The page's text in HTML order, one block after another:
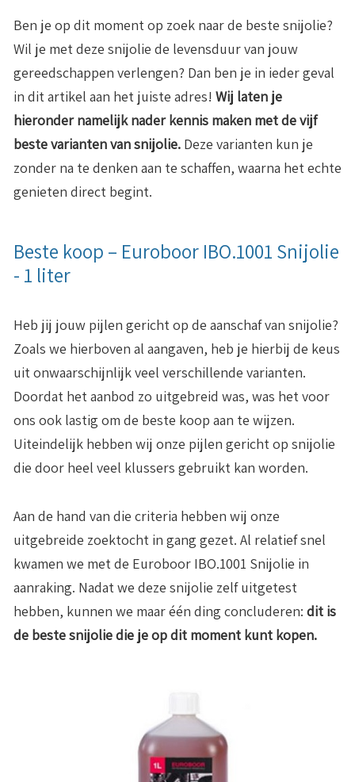
Ben je op dit moment op zoek naar de beste snijolie?
Wil je met deze snijolie de levensduur van jouw
gereedschappen verlengen? Dan ben je in ieder geval
in dit artikel aan het juiste adres! Wij laten je
hieronder namelijk nader kennis maken met de vijf
beste varianten van snijolie. Deze varianten kun je
zonder na te denken aan te schaffen, waarna het echte
genieten direct begint.
Beste koop – Euroboor IBO.1001 Snijolie
- 1 liter
Heb jij jouw pijlen gericht op de aanschaf van snijolie?
Zoals we hierboven al aangaven, heb je hierbij de keus
uit onwaarschijnlijk veel verschillende varianten.
Doordat het aanbod zo uitgebreid was, was het voor
ons ook lastig om de beste koop aan te wijzen.
Uiteindelijk hebben wij onze pijlen gericht op snijolie
die door heel veel klussers gebruikt kan worden.
Aan de hand van die criteria hebben wij onze
uitgebreide zoektocht in gang gezet. Al relatief snel
kwamen we met de Euroboor IBO.1001 Snijolie in
aanraking. Nadat we deze snijolie zelf uitgetest
hebben, kunnen we maar één ding concluderen: dit is
de beste snijolie die je op dit moment kunt kopen.